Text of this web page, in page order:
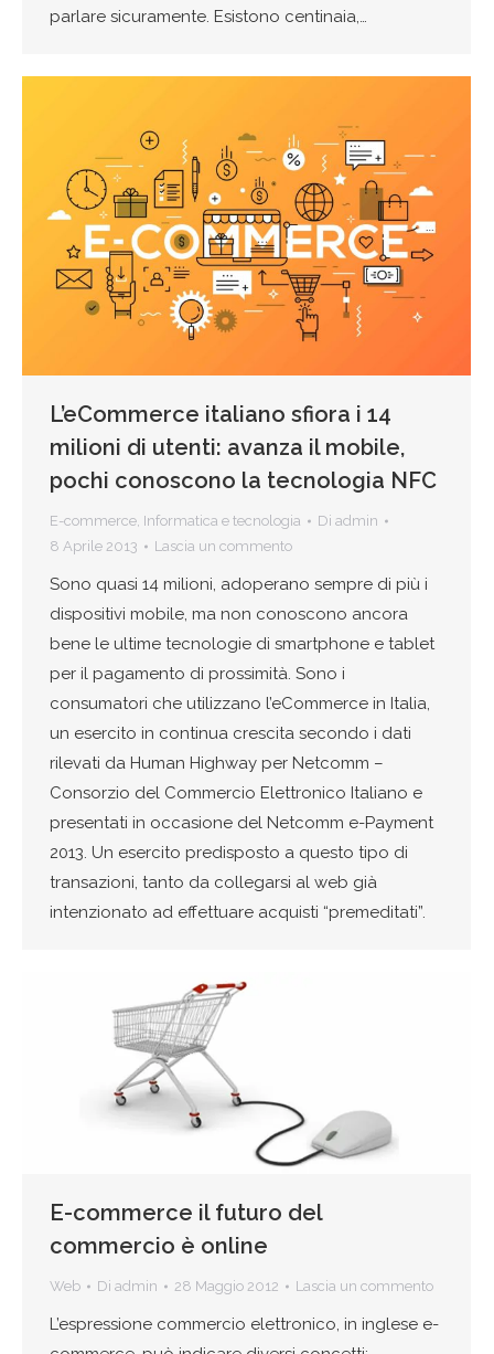
parlare sicuramente. Esistono centinaia,…
L’eCommerce italiano sfiora i 14
milioni di utenti: avanza il mobile,
pochi conoscono la tecnologia NFC
E-commerce, Informatica e tecnologia Di admin
8 Aprile 2013
Lascia un commento
Sono quasi 14 milioni, adoperano sempre di più i
dispositivi mobile, ma non conoscono ancora
bene le ultime tecnologie di smartphone e tablet
per il pagamento di prossimità. Sono i
consumatori che utilizzano l’eCommerce in Italia,
un esercito in continua crescita secondo i dati
rilevati da Human Highway per Netcomm –
Consorzio del Commercio Elettronico Italiano e
presentati in occasione del Netcomm e-Payment
2013. Un esercito predisposto a questo tipo di
transazioni, tanto da collegarsi al web già
intenzionato ad effettuare acquisti “premeditati”.
E-commerce il futuro del
commercio è online
Web Di admin 28 Maggio 2012 Lascia un commento
L’espressione commercio elettronico, in inglese e-